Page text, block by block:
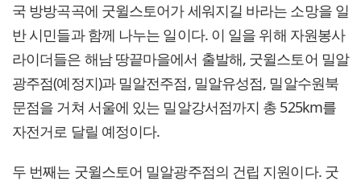
국 방방곡곡에 굿윌스토어가 세워지길 바라는 소망을 일
반 시민들과 함께 나누는 일이다. 이 일을 위해 자원봉사
라이더들은 해남 땅끝마을에서 출발해, 굿윌스토어 밀알
광주점(예정지)과 밀알전주점, 밀알유성점, 밀알수원북
문점을 거쳐 서울에 있는 밀알강서점까지 총 525km를
자전거로 달릴 예정이다.
두 번째는 굿윌스토어 밀알광주점의 건립 지원이다. 굿